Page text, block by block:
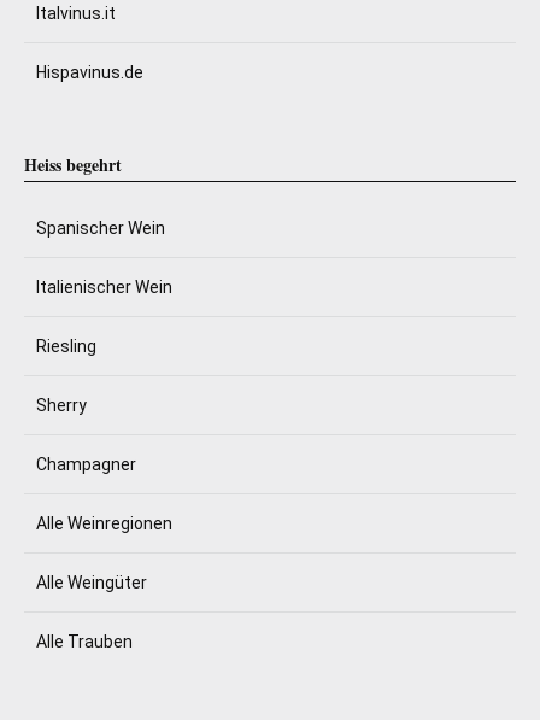
Italvinus.it
Hispavinus.de
Heiss begehrt
Spanischer Wein
Italienischer Wein
Riesling
Sherry
Champagner
Alle Weinregionen
Alle Weingüter
Alle Trauben